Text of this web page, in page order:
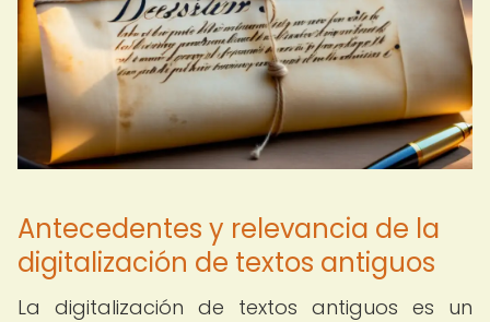
Antecedentes y relevancia de la
digitalización de textos antiguos
La digitalización de textos antiguos es un